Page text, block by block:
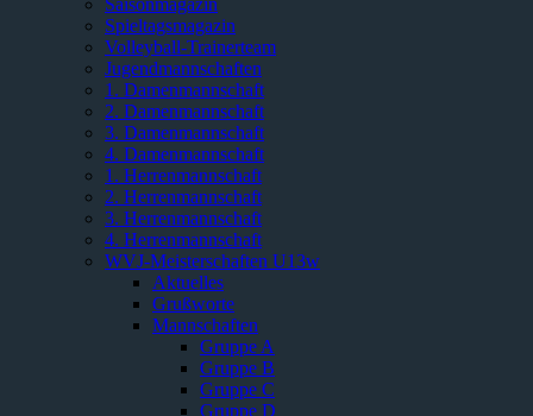
Saisonmagazin
Spieltagsmagazin
Volleyball-Trainerteam
Jugendmannschaften
1. Damenmannschaft
2. Damenmannschaft
3. Damenmannschaft
4. Damenmannschaft
1. Herrenmannschaft
2. Herrenmannschaft
3. Herrenmannschaft
4. Herrenmannschaft
WVJ-Meisterschaften U13w
Aktuelles
Grußworte
Mannschaften
Gruppe A
Gruppe B
Gruppe C
Gruppe D